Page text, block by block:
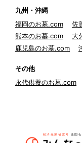
九州・沖縄
福岡のお墓.com
佐
熊本のお墓.com
大
鹿児島のお墓.com
その他
永代供養のお墓.com